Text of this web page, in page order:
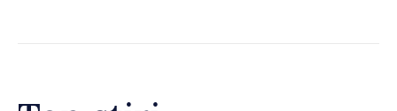
calitative și infrastructură